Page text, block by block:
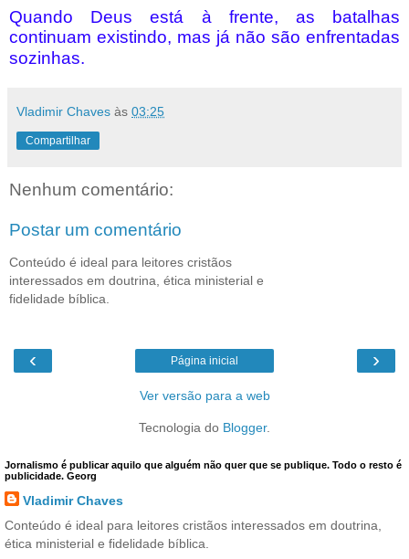
Quando Deus está à frente, as batalhas
continuam existindo, mas já não são enfrentadas
sozinhas.
Vladimir Chaves às 03:25
Compartilhar
Nenhum comentário:
Postar um comentário
Conteúdo é ideal para leitores cristãos
interessados em doutrina, ética ministerial e
fidelidade bíblica.
‹ ›
Página inicial
Ver versão para a web
Tecnologia do Blogger.
Jornalismo é publicar aquilo que alguém não quer que se publique. Todo o resto é
publicidade. Georg
Vladimir Chaves
Conteúdo é ideal para leitores cristãos interessados em doutrina,
ética ministerial e fidelidade bíblica.